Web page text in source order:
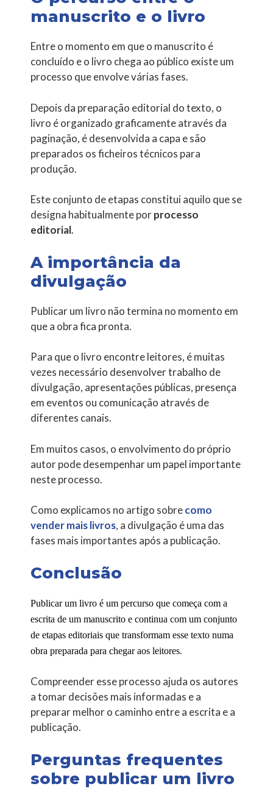
manuscrito e o livro
Entre o momento em que o manuscrito é
concluído e o livro chega ao público existe um
processo que envolve várias fases.
Depois da preparação editorial do texto, o
livro é organizado graficamente através da
paginação, é desenvolvida a capa e são
preparados os ficheiros técnicos para
produção.
Este conjunto de etapas constitui aquilo que se
designa habitualmente porprocesso
editorial.
A importância da
divulgação
Publicar um livro não termina no momento em
que a obra fica pronta.
Para que o livro encontre leitores, é muitas
vezes necessário desenvolver trabalho de
divulgação, apresentações públicas, presença
em eventos ou comunicação através de
diferentes canais.
Em muitos casos, o envolvimento do próprio
autor pode desempenhar um papel importante
neste processo.
Como explicamos no artigo sobrecomo
vender mais livros, a divulgação é uma das
fases mais importantes após a publicação.
Conclusão
Publicar um livro é um percurso que começa com a
escrita de um manuscrito e continua com um conjunto
de etapas editoriais que transformam esse texto numa
obra preparada para chegar aos leitores.
Compreender esse processo ajuda os autores
a tomar decisões mais informadas e a
preparar melhor o caminho entre a escrita e a
publicação.
Perguntas frequentes
sobre publicar um livro